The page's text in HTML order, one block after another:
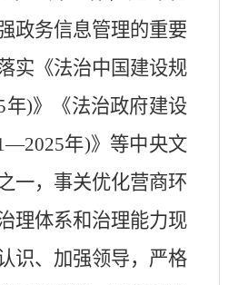
政务信息管理的重要
实《法治中国建设规
)》《法治政府建设
年)》等中央文
一，事关优化营商环
理体系和治理能力现
识、加强领导，严格